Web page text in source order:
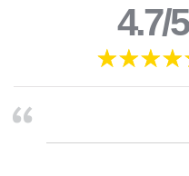
4.7/5